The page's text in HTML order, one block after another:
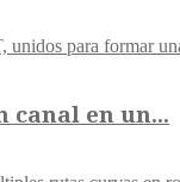
canal en un...